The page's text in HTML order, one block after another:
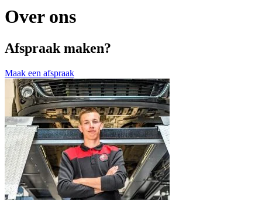
Over ons
Afspraak maken?
Maak een afspraak